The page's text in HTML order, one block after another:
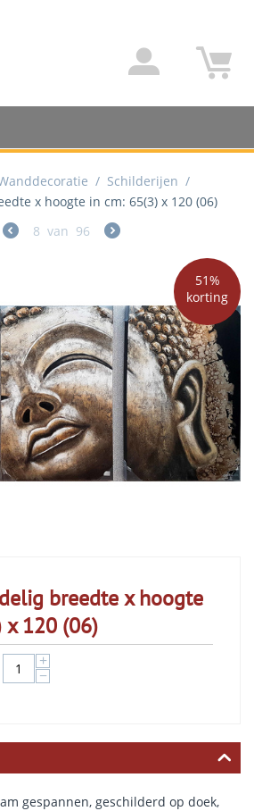
/ Schilderijen /
x hoogte in cm: 65(3) x 120 (06)
8 van 96
51%
korting
breedte x hoogte
x 120 (06)
+
−
gespannen, geschilderd op doek,